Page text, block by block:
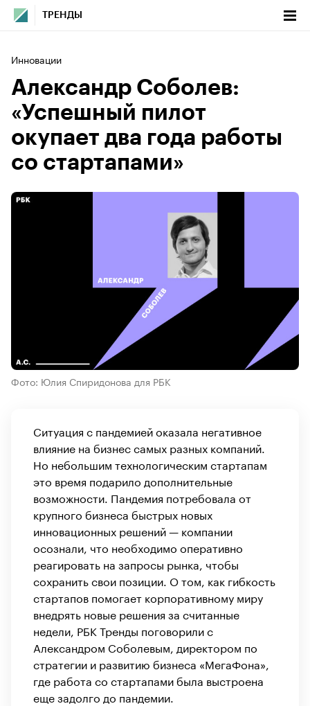
ТРЕНДЫ
Инновации
Александр Соболев:
«Успешный пилот
окупает два года работы
со стартапами»
Фото: Юлия Спиридонова для РБК
Ситуация с пандемией оказала негативное
влияние на бизнес самых разных компаний.
Но небольшим технологическим стартапам
это время подарило дополнительные
возможности. Пандемия потребовала от
крупного бизнеса быстрых новых
инновационных решений — компании
осознали, что необходимо оперативно
реагировать на запросы рынка, чтобы
сохранить свои позиции. О том, как гибкость
стартапов помогает корпоративному миру
внедрять новые решения за считанные
недели, РБК Тренды поговорили с
Александром Соболевым, директором по
стратегии и развитию бизнеса «МегаФона»,
где работа со стартапами была выстроена
еще задолго до пандемии.